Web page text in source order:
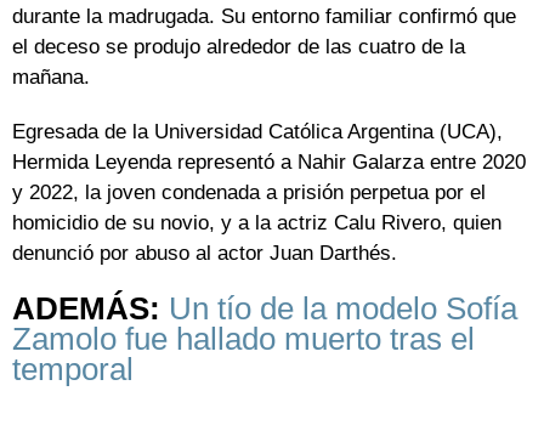
durante la madrugada. Su entorno familiar confirmó que
el deceso se produjo alrededor de las cuatro de la
mañana.
Egresada de la Universidad Católica Argentina (UCA),
Hermida Leyenda representó a Nahir Galarza entre 2020
y 2022, la joven condenada a prisión perpetua por el
homicidio de su novio, y a la actriz Calu Rivero, quien
denunció por abuso al actor Juan Darthés.
ADEMÁS: Un tío de la modelo Sofía
Zamolo fue hallado muerto tras el
temporal